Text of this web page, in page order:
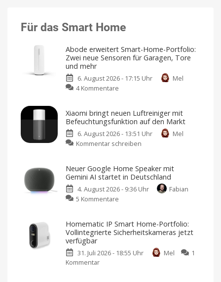
Für das Smart Home
Abode erweitert Smart-Home-Portfolio:
Zwei neue Sensoren für Garagen, Tore
und mehr
6. August 2026 - 17:15 Uhr
Mel
4 Kommentare
Smart-
Home-
Portfolio:
Zwei
für
Garagen,
Tore
mit
Apple
Home
Xiaomi bringt neuen Luftreiniger mit
Befeuchtungsfunktion auf den Markt
6. August 2026 - 13:51 Uhr
Mel
Kommentar schreiben
neuen
Luftreiniger
mit
Markt
Preis
offen
Neuer Google Home Speaker mit
Gemini AI startet in Deutschland
4. August 2026 - 9:36 Uhr
Fabian
5 Kommentare
Home
Speaker
Gemini
Homematic IP Smart Home-Portfolio:
Vollintegrierte Sicherheitskameras jetzt
verfügbar
31. Juli 2026 - 18:55 Uhr Mel
1
Kommentar